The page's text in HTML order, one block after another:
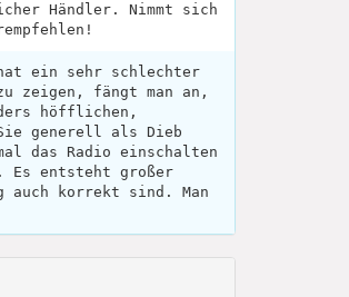
Händler. Nimmt sich
ein sehr schlechter
zeigen, fängt man an,
höfflichen,
generell als Dieb
das Radio einschalten
Es entsteht großer
auch korrekt sind. Man